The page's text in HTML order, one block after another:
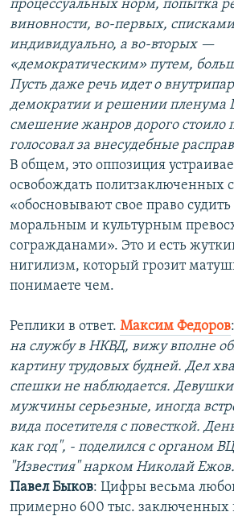
процессуальных норм, попытка
виновности, во-первых,
индивидуально, а во-вторых —
«демократическим» путем,
Пусть даже речь идет о
демократии и решении пленума
смешение жанров дорого стоило
голосовал за внесудебные
В общем, это оппозиция
освобождать политзаключенных
«обосновывают свое право
моральным и культурным
согражданами». Это и есть
нигилизм, который грозит
понимаете чем.
Реплики в ответ. Максим Федоров:
на службу в НКВД, вижу вполне
картину трудовых будней. Дел
спешки не наблюдается.
мужчины серьезные, иногда
вида посетителя с повесткой.
как год", - поделился с органом
"Известия" нарком Николай Ежов.
Павел Быков: Цифры весьма
примерно 600 тыс. заключенных